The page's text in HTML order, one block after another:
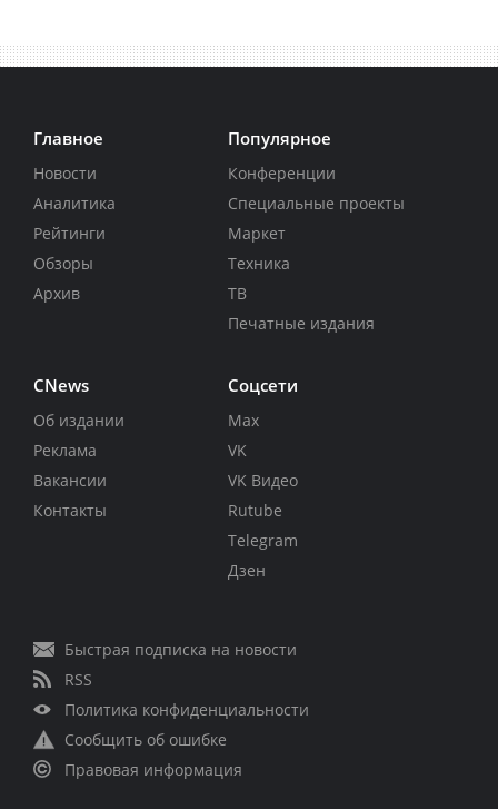
Главное
Новости
Аналитика
Рейтинги
Обзоры
Архив
Популярное
Конференции
Специальные проекты
Маркет
Техника
ТВ
Печатные издания
CNews
Об издании
Реклама
Вакансии
Контакты
Соцсети
Max
VK
VK Видео
Rutube
Telegram
Дзен
Быстрая подписка на новости
RSS
Политика конфиденциальности
Сообщить об ошибке
Правовая информация